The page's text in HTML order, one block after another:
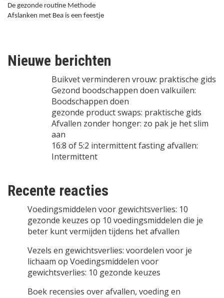
De gezonde routine Methode
Afslanken met Bea is een feestje
Nieuwe berichten
Buikvet verminderen vrouw: praktische gids
Gezond boodschappen doen valkuilen:
Boodschappen doen
gezonde product swaps: praktische gids
Afvallen zonder honger: zo pak je het slim
aan
16:8 of 5:2 intermittent fasting afvallen:
Intermittent
Recente reacties
Voedingsmiddelen voor gewichtsverlies: 10
gezonde keuzes op 10 voedingsmiddelen die je
beter kunt vermijden tijdens het afvallen
Vezels en gewichtsverlies: voordelen voor je
lichaam op Voedingsmiddelen voor
gewichtsverlies: 10 gezonde keuzes
Boek recensies over afvallen, voeding en